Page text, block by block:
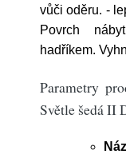
vůči oděru. -
Povrch
hadříkem.
Parametry
Světle šedá II